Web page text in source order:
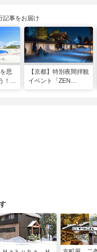
記事をお届け
思
！関
【京都】特別夜間拝観
イベント「ZEN